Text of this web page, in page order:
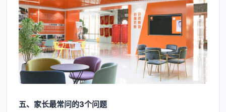
五、家长最常问的3个问题